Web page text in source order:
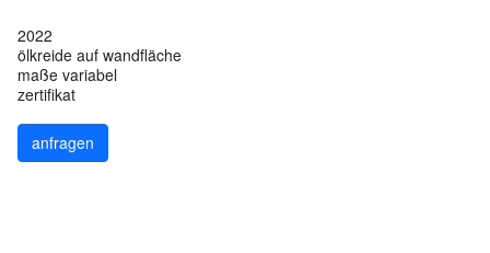
2022
ölkreide auf wandfläche
maße variabel
zertifikat
anfragen